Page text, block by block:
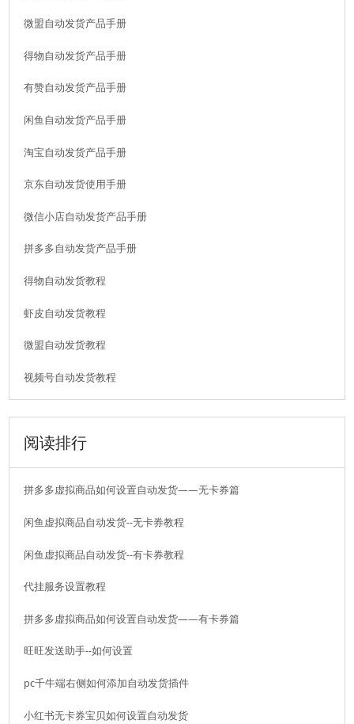
微盟自动发货产品手册
得物自动发货产品手册
有赞自动发货产品手册
闲鱼自动发货产品手册
淘宝自动发货产品手册
京东自动发货使用手册
微信小店自动发货产品手册
拼多多自动发货产品手册
得物自动发货教程
虾皮自动发货教程
微盟自动发货教程
视频号自动发货教程
阅读排行
拼多多虚拟商品如何设置自动发货——无卡券篇
闲鱼虚拟商品自动发货--无卡券教程
闲鱼虚拟商品自动发货--有卡券教程
代挂服务设置教程
拼多多虚拟商品如何设置自动发货——有卡券篇
旺旺发送助手--如何设置
pc千牛端右侧如何添加自动发货插件
小红书无卡券宝贝如何设置自动发货